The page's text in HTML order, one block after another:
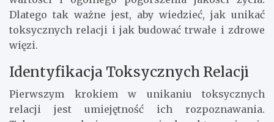
Dlatego tak ważne jest, aby wiedzieć, jak unikać
toksycznych relacji i jak budować trwałe i zdrowe
więzi.
Identyfikacja Toksycznych Relacji
Pierwszym krokiem w unikaniu toksycznych
relacji jest umiejętność ich rozpoznawania.